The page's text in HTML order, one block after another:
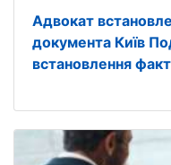
Адвокат
документа Київ
встановлення